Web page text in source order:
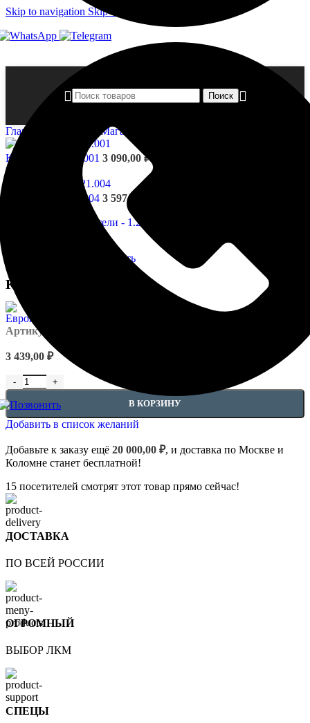
Skip to navigation Skip to main content
Поиск
Главная страница Магазин
Капители - 1.21.001 3 090,00₽
Назад к товарам
Капители - 1.21.004 3 597,00
Нажмите, чтобы увеличить
Капители — 1.21.003
Артикул:
3 439,00 ₽
Количество товара Капители - 1.21.003
В КОРЗИНУ
Добавить в список желаний
Добавьте к заказу ещё 20 000,00 ₽, и доставка по Москве и
Коломне станет бесплатной!
15 посетителей смотрят этот товар прямо сейчас!
ДОСТАВКА
ПО ВСЕЙ РОССИИ
ОГРОМНЫЙ
ВЫБОР ЛКМ
СПЕЦЫ